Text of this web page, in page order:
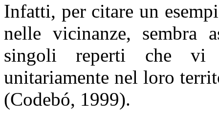
Infatti, per citare un
nelle vicinanze, sembra
singoli reperti che vi
unitariamente nel loro
(Codebó, 1999).